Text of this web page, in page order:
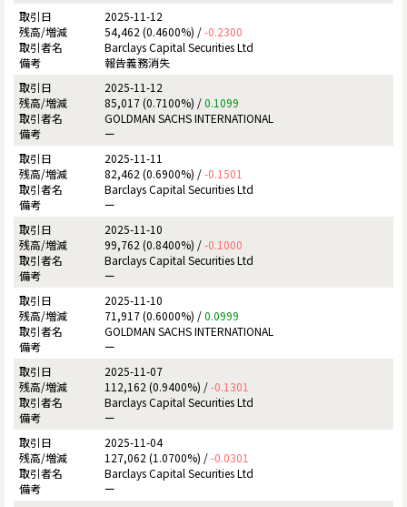
2025-11-12
54,462 (0.4600%) /-0.2300
Barclays Capital Securities Ltd
報告義務消失
2025-11-12
85,017 (0.7100%) /0.1099
GOLDMAN SACHS INTERNATIONAL
ー
2025-11-11
82,462 (0.6900%) /-0.1501
Barclays Capital Securities Ltd
ー
2025-11-10
99,762 (0.8400%) /-0.1000
Barclays Capital Securities Ltd
ー
2025-11-10
71,917 (0.6000%) /0.0999
GOLDMAN SACHS INTERNATIONAL
ー
2025-11-07
112,162 (0.9400%) /-0.1301
Barclays Capital Securities Ltd
ー
2025-11-04
127,062 (1.0700%) /-0.0301
Barclays Capital Securities Ltd
ー